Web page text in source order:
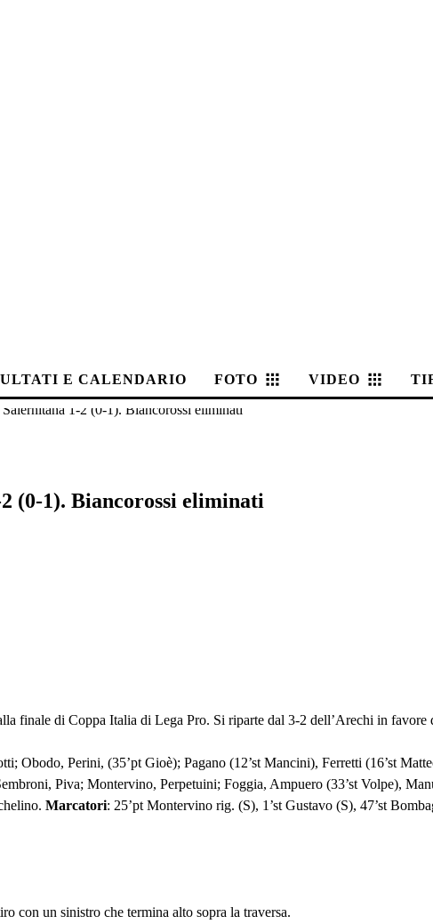
E CALENDARIO FOTO VIDEO
1-2 (0-1). Biancorossi eliminati
(0-1). Biancorossi eliminati
finale di Coppa Italia di Lega Pro. Si riparte dal 3-2 dell’Arechi in
Obodo, Perini, (35’pt Gioè); Pagano (12’st Mancini), Ferretti (16’st
Piva; Montervino, Perpetuini; Foggia, Ampuero (33’st Volpe),
Marcatori: 25’pt Montervino rig. (S), 1’st Gustavo (S), 47’st
con un sinistro che termina alto sopra la traversa.